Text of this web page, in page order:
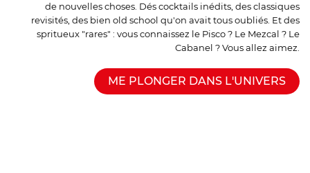
de nouvelles choses. Dés cocktails inédits, des classiques
revisités, des bien old school qu'on avait tous oubliés. Et des
spritueux "rares" : vous connaissez le Pisco ? Le Mezcal ? Le
Cabanel ? Vous allez aimez.
ME PLONGER DANS L'UNIVERS